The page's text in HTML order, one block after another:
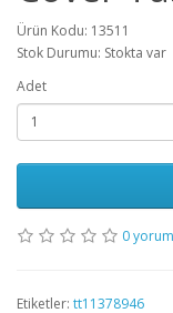
Ürün Kodu: 13511
Stok Durumu: Stokta var
Adet
0 yorum
Etiketler: tt11378946